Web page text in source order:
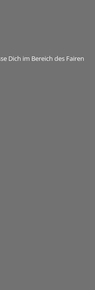
Dich im Bereich des Fairen